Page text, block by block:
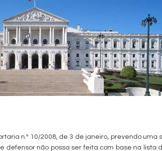
n.º 10/2008, de 3 de janeiro, prevendo uma
defensor não possa ser feita com base na lista